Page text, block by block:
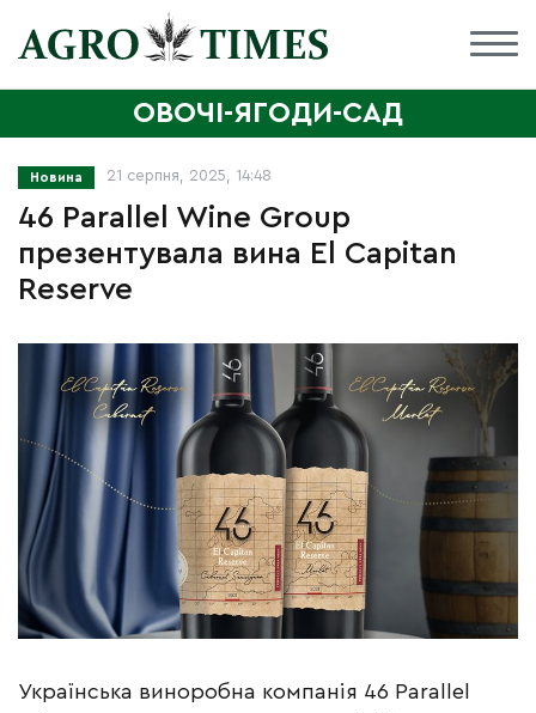
ОВОЧІ-ЯГОДИ-САД
Новина 21 серпня, 2025, 14:48
46 Parallel Wine Group
презентувала вина El Capitan
Reserve
Українська виноробна компанія 46 Parallel